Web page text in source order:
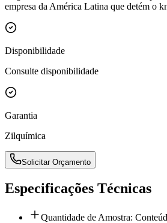
empresa da América Latina que detém o
Disponibilidade
Consulte disponibilidade
Garantia
Zilquímica
Solicitar Orçamento
Especificações Técnicas
Quantidade de Amostra: